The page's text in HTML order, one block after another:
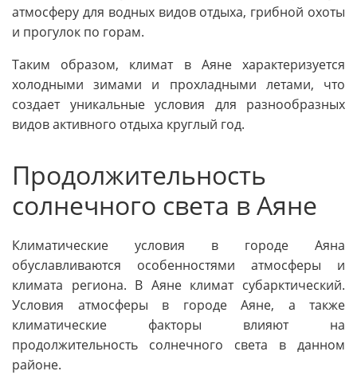
атмосферу для водных видов отдыха, грибной охоты
и прогулок по горам.
Таким образом, климат в Аяне характеризуется
холодными зимами и прохладными летами, что
создает уникальные условия для разнообразных
видов активного отдыха круглый год.
Продолжительность
солнечного света в Аяне
Климатические условия в городе Аяна
обуславливаются особенностями атмосферы и
климата региона. В Аяне климат субарктический.
Условия атмосферы в городе Аяне, а также
климатические факторы влияют на
продолжительность солнечного света в данном
районе.